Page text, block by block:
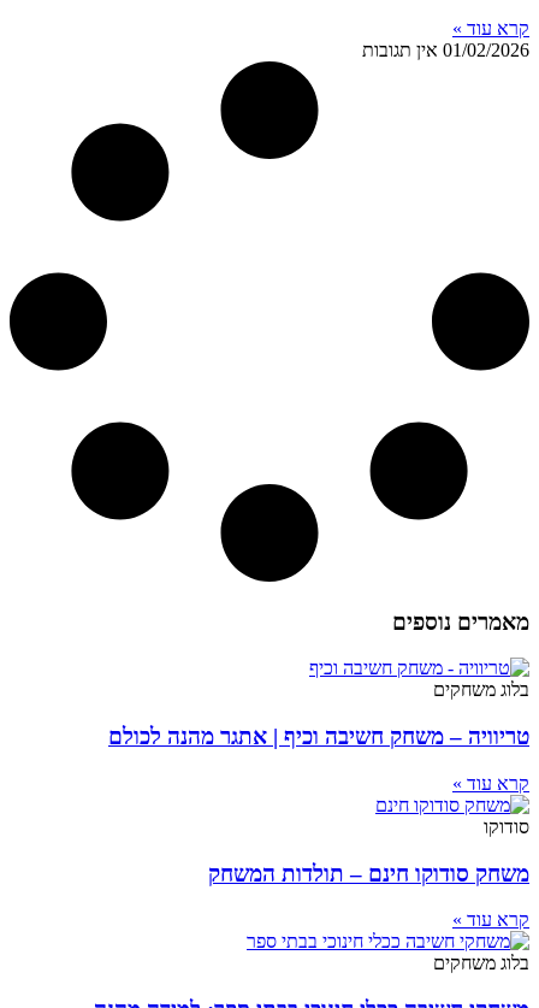
קרא עוד »
01/02/2026 אין תגובות
מאמרים נוספים
בלוג משחקים
טריוויה – משחק חשיבה וכיף | אתגר מהנה לכולם
קרא עוד »
סודוקו
משחק סודוקו חינם – תולדות המשחק
קרא עוד »
בלוג משחקים